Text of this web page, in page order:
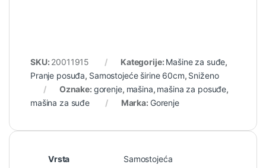
SKU: 20011915 Kategorije: Mašine za suđe,
Pranje posuđa, Samostojeće širine 60cm, Sniženo
Oznake: gorenje, mašina, mašina za posuđe,
mašina za suđe
Marka: Gorenje
Vrsta Samostojeća